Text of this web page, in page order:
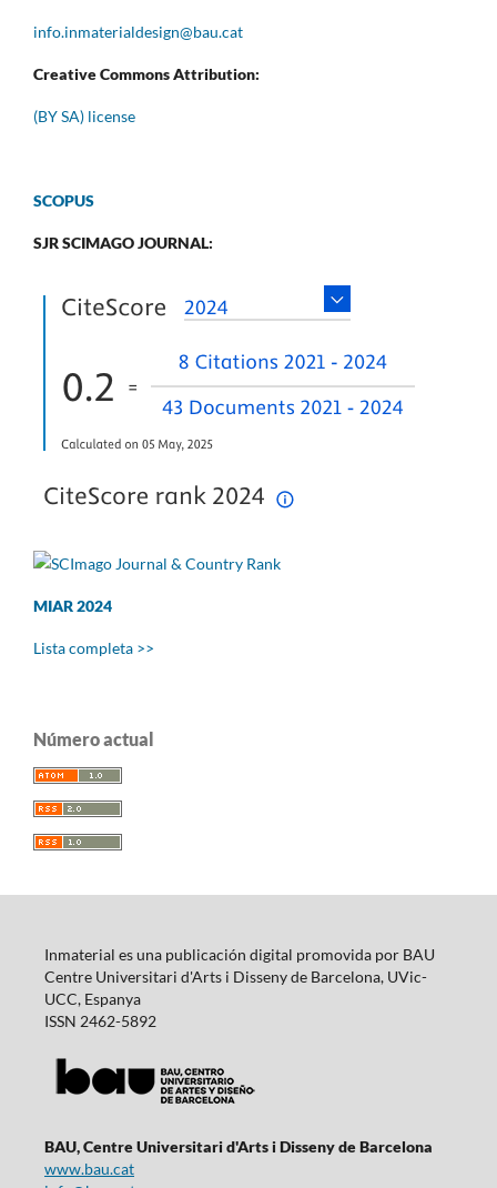
info.inmaterialdesign@bau.cat
Creative Commons Attribution:
(BY SA) license
SCOPUS
SJR SCIMAGO JOURNAL:
MIAR 2024
Lista completa >>
Número actual
Inmaterial es una publicación digital promovida por BAU
Centre Universitari d'Arts i Disseny de Barcelona, UVic-
UCC, Espanya
ISSN 2462-5892
BAU, Centre Universitari d'Arts i Disseny de Barcelona
www.bau.cat